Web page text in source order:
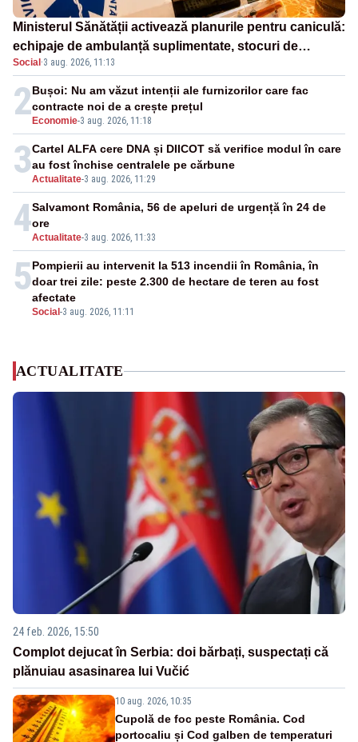
Ministerul Sănătății activează planurile pentru caniculă:
echipaje de ambulanță suplimentate, stocuri de
medicamente verificate și puncte de apă în spațiile
publice
Social ·3 aug. 2026, 11:13
2 Economie-3 aug. 2026, 11:18
Bușoi: Nu am văzut intenții ale furnizorilor care fac
contracte noi de a crește prețul
3Actualitate-3 aug. 2026, 11:29
Cartel ALFA cere DNA și DIICOT să verifice modul în care
au fost închise centralele pe cărbune
4Actualitate-3 aug. 2026, 11:33
Salvamont România, 56 de apeluri de urgență în 24 de
ore
5
Social -3 aug. 2026, 11:11
Pompierii au intervenit la 513 incendii în România, în
doar trei zile: peste 2.300 de hectare de teren au fost
afectate
ACTUALITATE
24 feb. 2026, 15:50
Complot dejucat în Serbia: doi bărbați, suspectați că
plănuiau asasinarea lui Vučić
10 aug. 2026, 10:35
Cupolă de foc peste România. Cod
portocaliu și Cod galben de temperaturi